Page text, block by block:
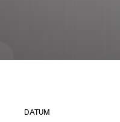
DATUM